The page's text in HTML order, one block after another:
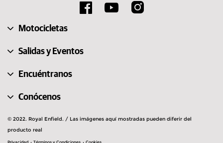
Eslovaquia
Motocicletas
Salidas y Eventos
Encuéntranos
Conócenos
© 2022. Royal Enfield. / Las imágenes aquí mostradas pueden diferir del
producto real
Privacidad Términos y Condiciones Cookies